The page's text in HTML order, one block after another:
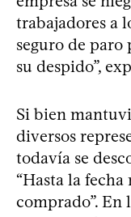
trabajadores a
seguro de
su despido”,
Si bien
diversos
todavía se
“Hasta la
comprado”.